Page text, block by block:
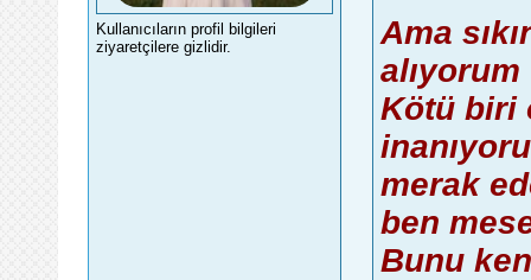
Kullanıcıların profil bilgileri
ziyaretçilere gizlidir.
Ama
Kötü biri
merak
ben
Bunu